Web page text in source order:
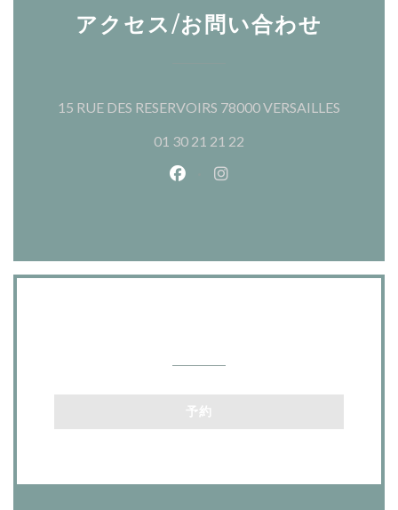
アクセス/お問い合わせ
15 RUE DES RESERVOIRS 78000 VERSAILLES
01 30 21 21 22
Facebook ((新しいウィンドウ
Instagram ((新しいウィ
予約